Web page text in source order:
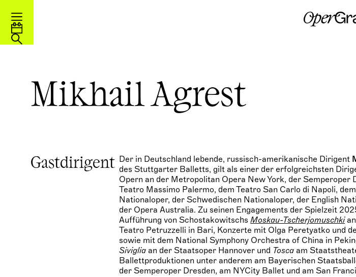
k
i
Mikhail Agrest
Der in Deutschland lebende, russisch-amerikanische Dirigent
des Stuttgarter Balletts, gilt als einer der erfolgreichsten
Opern an der Metropolitan Opera New York, der Semperoper
Teatro Massimo Palermo, dem Teatro San Carlo di Napoli,
Nationaloper, der Schwedischen Nationaloper, der English
der Opera Australia. Zu seinen Engagements der Spielzeit
Aufführung von SchostakowitschsMoskau-Tscherjomuschki
Teatro Petruzzelli in Bari, Konzerte mit Olga Peretyatko und
sowie mit dem National Symphony Orchestra of China in
Siviglia an der Staatsoper Hannover und Tosca am
Ballettproduktionen unter anderem am Bayerischen
der Semperoper Dresden, am NYCity Ballet und am San
Gastdirigent